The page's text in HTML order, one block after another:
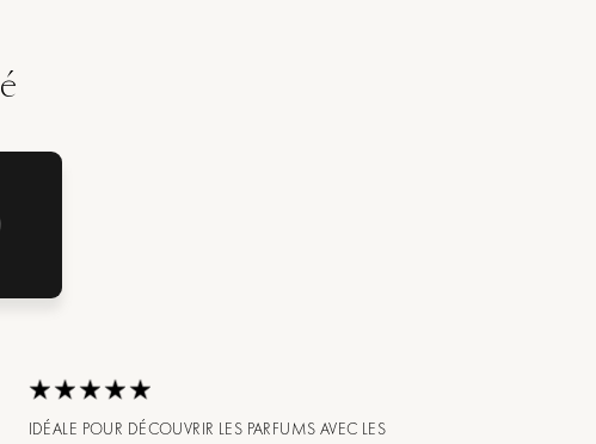
)
IDÉALE POUR DÉCOUVRIR LES PARFUMS AVEC LES